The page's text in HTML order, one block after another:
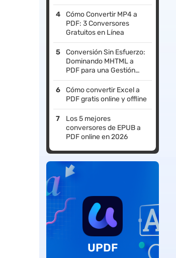
Cómo Convertir MP4 a
PDF: 3 Conversores
Gratuitos en Línea
Conversión Sin Esfuerzo:
Dominando MHTML a
PDF para una Gestión
Documental Eficiente
Cómo convertir Excel a
PDF gratis online y offline
Los 5 mejores
conversores de EPUB a
PDF online en 2026
UPDF